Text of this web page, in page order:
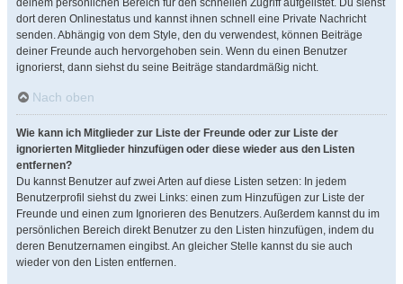
deinem persönlichen Bereich für den schnellen Zugriff aufgelistet. Du siehst
dort deren Onlinestatus und kannst ihnen schnell eine Private Nachricht
senden. Abhängig von dem Style, den du verwendest, können Beiträge
deiner Freunde auch hervorgehoben sein. Wenn du einen Benutzer
ignorierst, dann siehst du seine Beiträge standardmäßig nicht.
Nach oben
Wie kann ich Mitglieder zur Liste der Freunde oder zur Liste der
ignorierten Mitglieder hinzufügen oder diese wieder aus den Listen
entfernen?
Du kannst Benutzer auf zwei Arten auf diese Listen setzen: In jedem
Benutzerprofil siehst du zwei Links: einen zum Hinzufügen zur Liste der
Freunde und einen zum Ignorieren des Benutzers. Außerdem kannst du im
persönlichen Bereich direkt Benutzer zu den Listen hinzufügen, indem du
deren Benutzernamen eingibst. An gleicher Stelle kannst du sie auch
wieder von den Listen entfernen.